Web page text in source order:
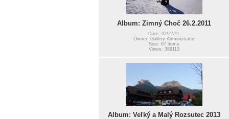
Album: Zimný Choč 26.2.2011
Date: 02/27/11
Owner: Gallery Administrator
Size: 67 items
Views: 389113
Album: Veľký a Malý Rozsutec 2013